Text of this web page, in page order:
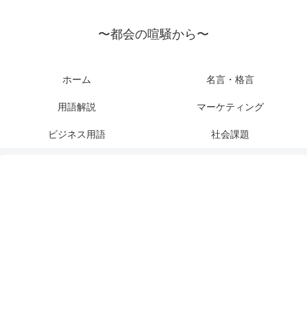
〜都会の喧騒から〜
ホーム 名言・格言
用語解説 マーケティング
ビジネス用語 社会課題